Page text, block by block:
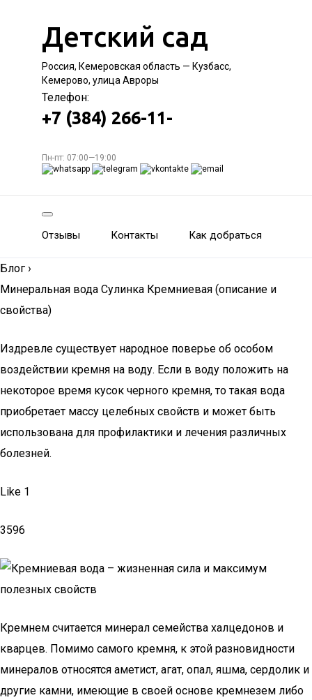
Детский сад
Россия, Кемеровская область — Кузбасс,
Кемерово, улица Авроры
Телефон:
+7 (384) 266-11-
Пн-пт: 07:00—19:00
Отзывы Контакты Как добраться
Блог ›
Минеральная вода Сулинка Кремниевая (описание и
свойства)
Издревле существует народное поверье об особом
воздействии кремня на воду. Если в воду положить на
некоторое время кусок черного кремня, то такая вода
приобретает массу целебных свойств и может быть
использована для профилактики и лечения различных
болезней.
Like 1
3596
Кремнем считается минерал семейства халцедонов и
кварцев. Помимо самого кремня, к этой разновидности
минералов относятся аметист, агат, опал, яшма, сердолик и
другие камни, имеющие в своей основе кремнезем либо